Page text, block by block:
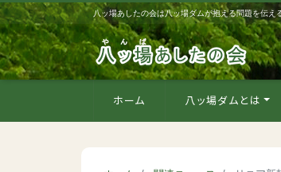
八ッ場あしたの会は八ッ場ダムが抱える問題を伝え
ホーム 八ッ場ダムとは